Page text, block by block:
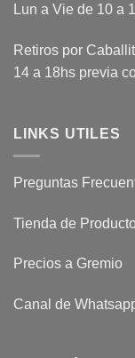
Lun a Vie de 10 a
Retiros por
14 a 18hs previa
LINKS UTILES
Preguntas
Tienda de
Precios a Gremio
Canal de